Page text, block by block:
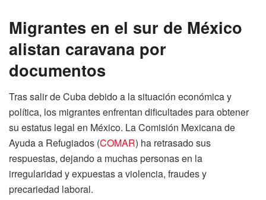
Migrantes en el sur de México
alistan caravana por
documentos
Tras salir de Cuba debido a la situación económica y
política, los migrantes enfrentan dificultades para obtener
su estatus legal en México. La Comisión Mexicana de
Ayuda a Refugiados (COMAR) ha retrasado sus
respuestas, dejando a muchas personas en la
irregularidad y expuestas a violencia, fraudes y
precariedad laboral.